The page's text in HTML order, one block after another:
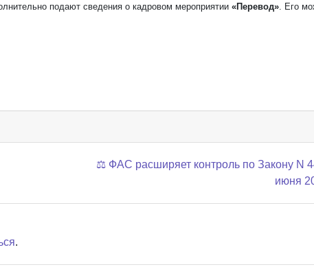
подают сведения о кадровом мероприятии «Перевод» . Его
⚖️ ФАС расширяет контроль по Закону N
июня
.